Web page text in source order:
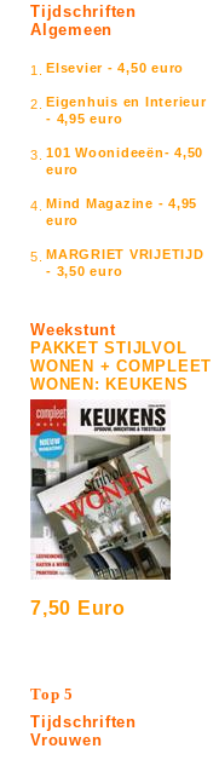
Tijdschriften
Algemeen
1. Elsevier - 4,50 euro
2. Eigenhuis en Interieur
- 4,95 euro
3. 101 Woonideeën- 4,50
euro
4. Mind Magazine - 4,95
euro
5. MARGRIET VRIJETIJD
- 3,50 euro
Weekstunt
PAKKET STIJLVOL
WONEN + COMPLEET
WONEN: KEUKENS
7,50 Euro
Top 5
Tijdschriften
Vrouwen